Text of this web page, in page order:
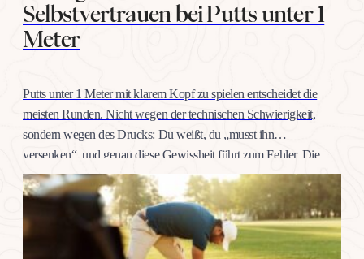
Selbstvertrauen bei Putts unter 1
Meter
Putts unter 1 Meter mit klarem Kopf zu spielen entscheidet die
meisten Runden. Nicht wegen der technischen Schwierigkeit,
sondern wegen des Drucks: Du weißt, du „musst ihn
versenken“, und genau diese Gewissheit führt zum Fehler. Die
gute Nachricht: Selbstvertrauen auf dieser Distanz trainiert man
wie jeden anderen Schlag, mit konkreten Übungen, nicht mit
Willenskraft. Warum…